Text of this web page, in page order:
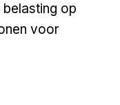
op
voor